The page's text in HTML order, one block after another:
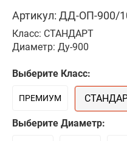
Артикул: ДД-ОП-900/
Класс: СТАНДАРТ
Диаметр: Ду-900
Выберите Класс:
ПРЕМИУМ
Выберите Диаметр: